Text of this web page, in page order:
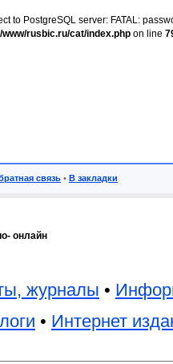
to PostgreSQL server: FATAL:
rusbic.ru/cat/index.php on line
связь • В закладки
онлайн
журналы •
• Интернет